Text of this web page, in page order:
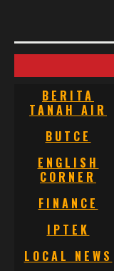
BERITA
TANAH AIR
BUTCE
ENGLISH
CORNER
FINANCE
IPTEK
LOCAL NEWS